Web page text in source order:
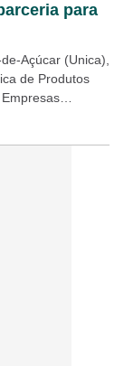
para
Açúcar (Unica),
de Produtos